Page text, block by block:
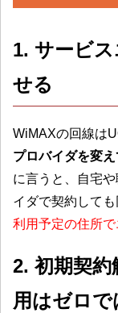
1. サービ
せる
WiMAXの回線は
プロバイダを変
に言うと、自宅
イダで契約しても
利用予定の住所で
2. 初期契
用はゼロで